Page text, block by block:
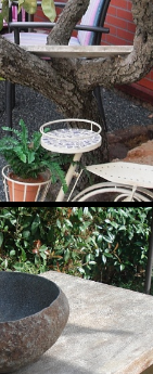
di mantenere una temperatura
rende piacevole il conta